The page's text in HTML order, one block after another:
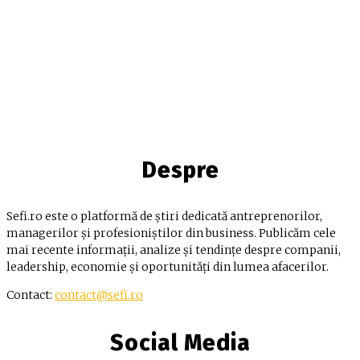
Despre
Sefi.ro este o platformă de știri dedicată antreprenorilor,
managerilor și profesioniștilor din business. Publicăm cele
mai recente informații, analize și tendințe despre companii,
leadership, economie și oportunități din lumea afacerilor.
Contact: contact@sefi.ro
Social Media